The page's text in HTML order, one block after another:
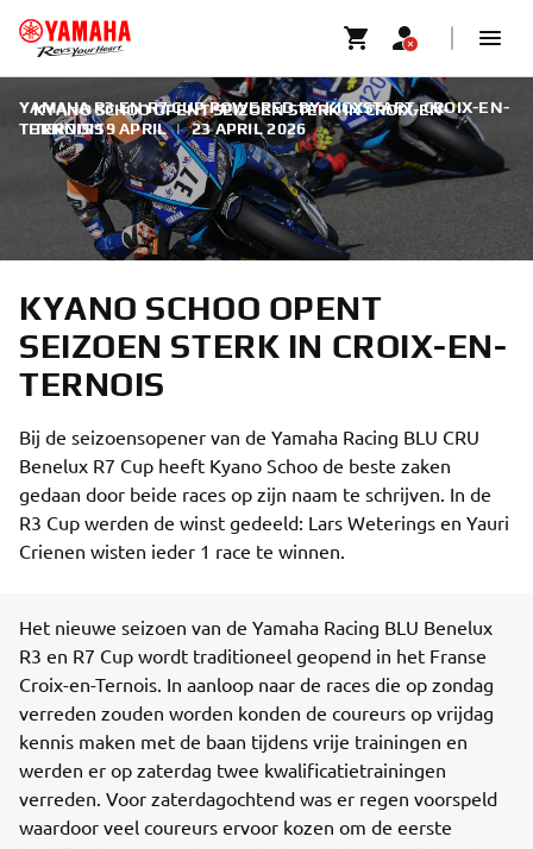
KYANO SCHOO OPENT SEIZOEN STERK IN CROIX-EN-
TERNOIS
YAMAHA R3 EN R7 CUP POWERED BY KICXSTART, CROIX-EN-
TERNOIS 19 APRIL | 23 APRIL 2026
KYANO SCHOO OPENT
SEIZOEN STERK IN CROIX-EN-
TERNOIS
Bij de seizoensopener van de Yamaha Racing BLU CRU
Benelux R7 Cup heeft Kyano Schoo de beste zaken
gedaan door beide races op zijn naam te schrijven. In de
R3 Cup werden de winst gedeeld: Lars Weterings en Yauri
Crienen wisten ieder 1 race te winnen.
Het nieuwe seizoen van de Yamaha Racing BLU Benelux
R3 en R7 Cup wordt traditioneel geopend in het Franse
Croix-en-Ternois. In aanloop naar de races die op zondag
verreden zouden worden konden de coureurs op vrijdag
kennis maken met de baan tijdens vrije trainingen en
werden er op zaterdag twee kwalificatietrainingen
verreden. Voor zaterdagochtend was er regen voorspeld
waardoor veel coureurs ervoor kozen om de eerste